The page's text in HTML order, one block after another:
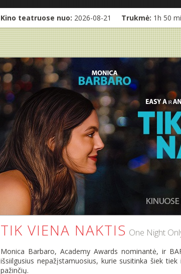
Kino teatruose nuo: 2026-08-21 Trukmė: 1h 50
TIK VIENA NAKTIS One Night
Monica Barbaro, Academy Awards nominantė, ir
išsiilgusius nepažįstamuosius, kurie susitinka šiek
pažinčių.